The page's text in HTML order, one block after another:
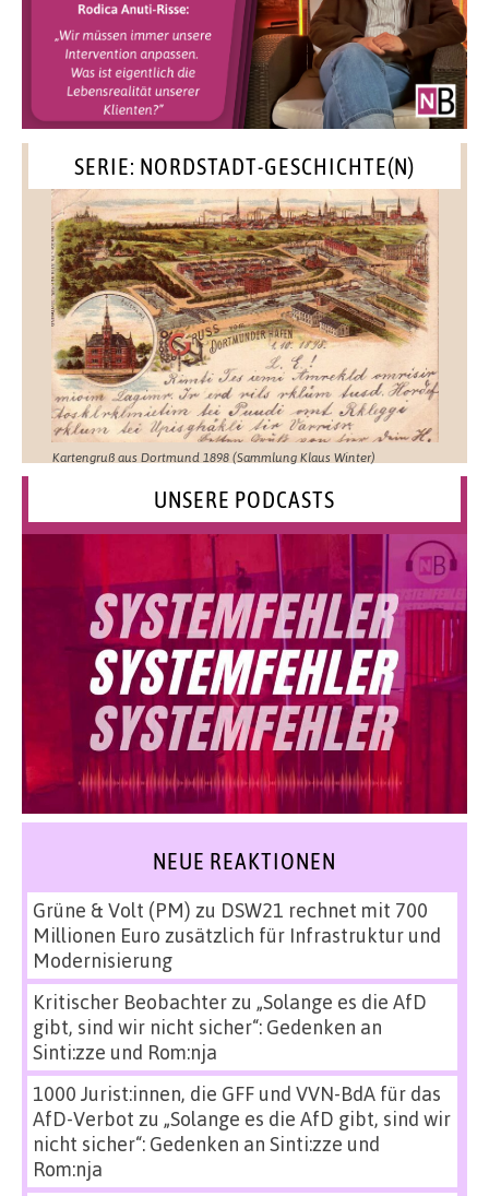
SERIE: NORDSTADT-GESCHICHTE(N)
Kartengruß aus Dortmund 1898 (Sammlung Klaus Winter)
UNSERE PODCASTS
NEUE REAKTIONEN
Grüne & Volt (PM) zu DSW21 rechnet mit 700
Millionen Euro zusätzlich für Infrastruktur und
Modernisierung
Kritischer Beobachterzu „Solange es die AfD
gibt, sind wir nicht sicher“: Gedenken an
Sinti:zze und Rom:nja
1000 Jurist:innen, die GFF und VVN-BdA für das
AfD-Verbot zu „Solange es die AfD gibt, sind wir
nicht sicher“: Gedenken an Sinti:zze und
Rom:nja